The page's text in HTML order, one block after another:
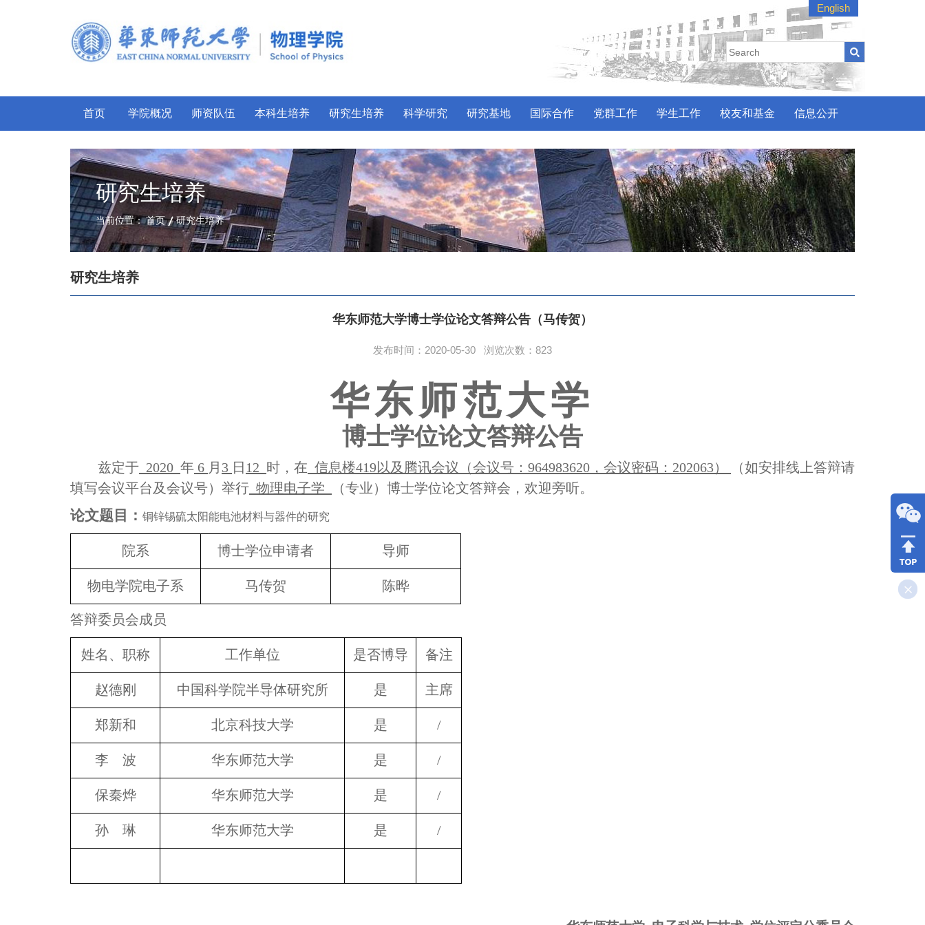
English
首页 学院概况 师资队伍 本科生培养 研究生培养 科学研究 研究基地 国际合作 党群工作 学生工作 校友和基金 信息公开
研究生培养
当前位置：首页 研究生培养
研究生培养
华东师范大学博士学位论文答辩公告（马传贺）
发布时间：2020-05-30 浏览次数： 823
华东师范大学
博士学位论文答辩公告
兹定于 2020 年 6 月 3 日 12 时，在 信息楼419以及腾讯会议（会议号： 964983620 ，会议密码： 202063）
（如安排线上答辩请
填写会议平台及会议号）举行 物理电子学 （专业）博士学位论文答辩会，欢迎旁听。
论文题目： 铜锌锡硫太阳能电池材料与器件的研究
院系 博士学位申请者 导师
物电学院电子系 马传贺 陈晔
答辩委员会成员
姓名、职称 工作单位 是否博导 备注
赵德刚 中国科学院半导体研究所 是 主席
郑新和 北京科技大学 是 /
李 波 华东师范大学 是 /
保秦烨 华东师范大学 是 /
孙 琳 华东师范大学 是 /